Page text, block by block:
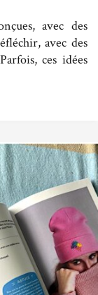
avec des
avec des
ces idées